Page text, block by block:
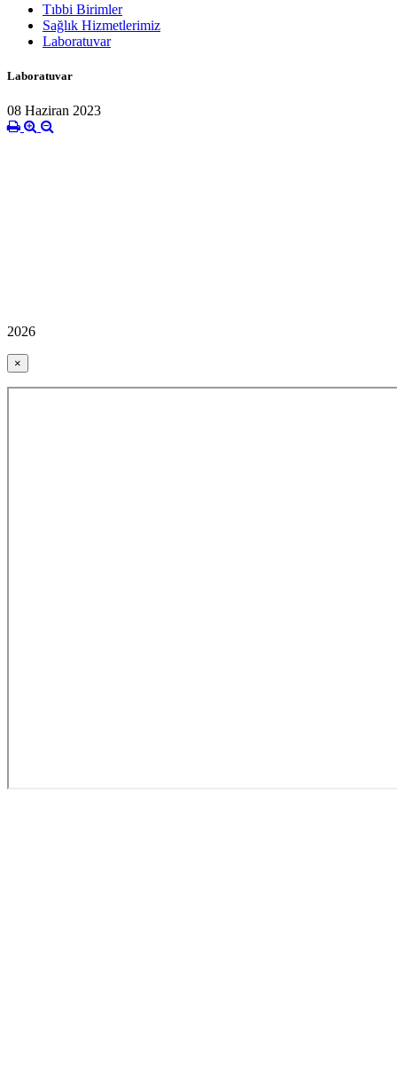
Tıbbi Birimler
Sağlık Hizmetlerimiz
Laboratuvar
Laboratuvar
08 Haziran 2023
2026
×